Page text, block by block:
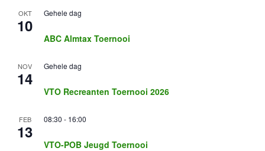
t
i
OKT
10
Gehele dag
ABC Almtax Toernooi
NOV
14
Gehele dag
VTO Recreanten Toernooi 2026
FEB
13
08:30 - 16:00
VTO-POB Jeugd Toernooi